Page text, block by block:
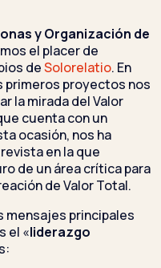
y Organización de
el placer de
deSolorelatio. En
primeros proyectos nos
la mirada del Valor
cuenta con un
ocasión, nos ha
en la que
de un área crítica para
de Valor Total.
mensajes principales
el «liderazgo